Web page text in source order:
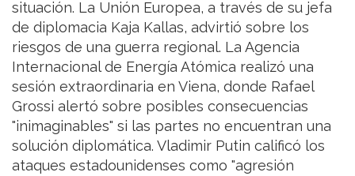
situación. La Unión Europea, a través de su jefa
de diplomacia Kaja Kallas, advirtió sobre los
riesgos de una guerra regional. La Agencia
Internacional de Energía Atómica realizó una
sesión extraordinaria en Viena, donde Rafael
Grossi alertó sobre posibles consecuencias
"inimaginables" si las partes no encuentran una
solución diplomática. Vladimir Putin calificó los
ataques estadounidenses como "agresión